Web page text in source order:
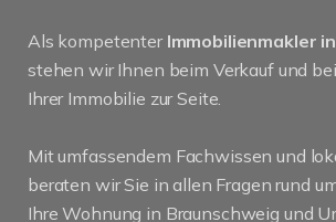
Als kompetenter Immobilienmakler
stehen wir Ihnen beim Verkauf und
Ihrer Immobilie zur Seite.
Mit umfassendem Fachwissen und
beraten wir Sie in allen Fragen rund
Ihre Wohnung in Braunschweig und